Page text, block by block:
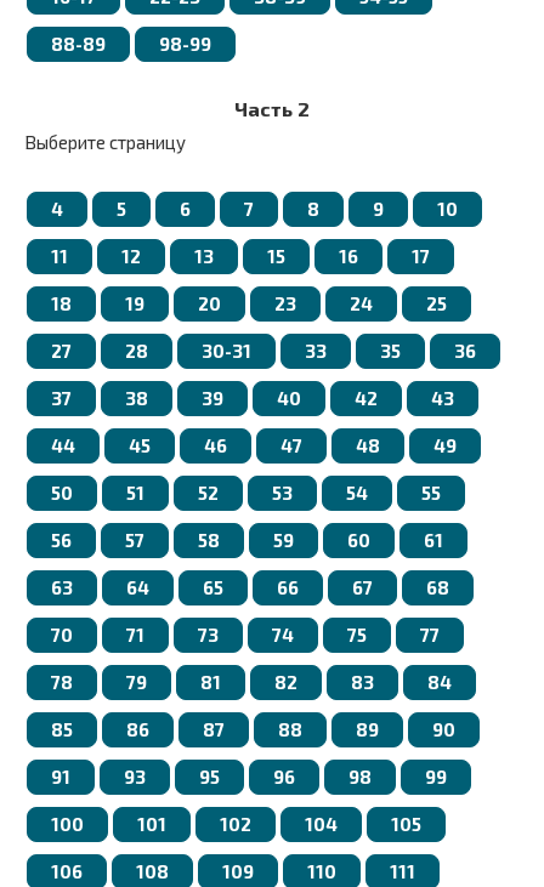
88-89 98-99
Часть 2
Выберите страницу
4 5 6 7 8 9 10
11 12 13 15 16 17
18 19 20 23 24 25
27 28 30-31 33 35 36
37 38 39 40 42 43
44 45 46 47 48 49
50 51 52 53 54 55
56 57 58 59 60 61
63 64 65 66 67 68
70 71 73 74 75 77
78 79 81 82 83 84
85 86 87 88 89 90
91 93 95 96 98 99
100 101 102 104 105
106 108 109 110 111